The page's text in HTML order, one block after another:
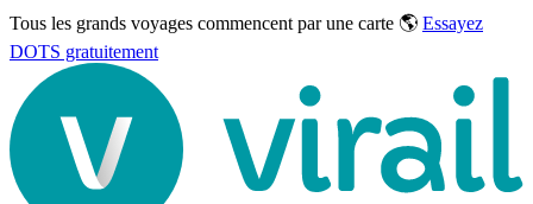
Tous les grands voyages commencent par une carte 🌎 Essayez
DOTS gratuitement